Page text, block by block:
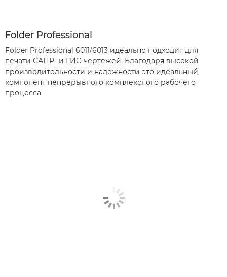
Folder Professional
Folder Professional 6011/6013 идеально подходит для
печати САПР- и ГИС-чертежей. Благодаря высокой
производительности и надежности это идеальный
компонент непрерывного комплексного рабочего
процесса